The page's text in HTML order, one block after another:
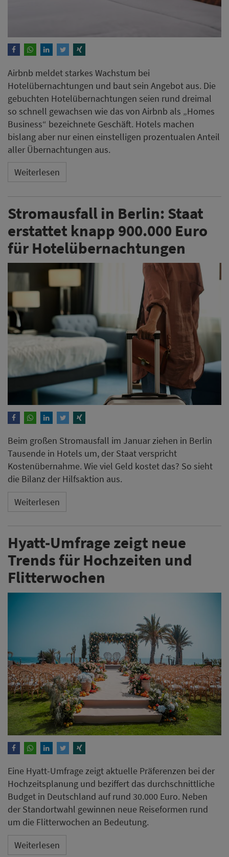
Stromausfall in Berlin: Staat
erstattet knapp 900.000 Euro
für Hotelübernachtungen
Beim großen Stromausfall im Januar ziehen in Berlin
Tausende in Hotels um, der Staat verspricht
Kostenübernahme. Wie viel Geld kostet das? So sieht
die Bilanz der Hilfsaktion aus.
Weiterlesen
Hyatt-Umfrage zeigt neue
Trends für Hochzeiten und
Flitterwochen
Eine Hyatt-Umfrage zeigt aktuelle Präferenzen bei der
Hochzeitsplanung und beziffert das durchschnittliche
Budget in Deutschland auf rund 30.000 Euro. Neben
der Standortwahl gewinnen neue Reiseformen rund
um die Flitterwochen an Bedeutung.
Weiterlesen
ANZEIGE